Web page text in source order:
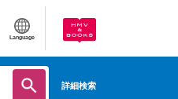
Language
詳細検索